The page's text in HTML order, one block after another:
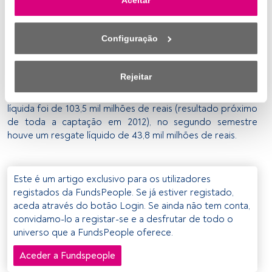
link «Preferências de privacidade» que aparece na parte
inferior da página web (ou no ícone flutuante que se
suas opções terão efeito dentro do nosso âmbito de
fornecer:
Utilizar dados de localização geográfica precisa. Analisar
identificação. Armazenar as informações num dispositivo
e/ou aceder às mesmas. Publicidade e conteúdo
personalizados, medição de publicidade e conteúdo,
pesquisa de audiência e desenvolvimento de serviços.
Lista de parceiros (fornecedores)
Configuração
Rejeitar
também a categoria Referenciado DI, que captou 15 mil
milhões de reais, e ainda da categoria FIDC, onde deram
reais captados em 2013 não foram um resultado
uniforme.Se no primeiro semestre do ano a captação
líquida foi de 103,5 mil milhões de reais (resultado próximo
de toda a captação em 2012), no segundo semestre
houve um resgate líquido de 43,8 mil milhões de reais.
Este é um artigo exclusivo para os utilizadores
registados da FundsPeople. Se já estiver registado,
aceda através do botão Login. Se ainda não tem conta,
convidamo-lo a registar-se e a desfrutar de todo o
universo que a FundsPeople oferece.
Aceder a Fundspeople